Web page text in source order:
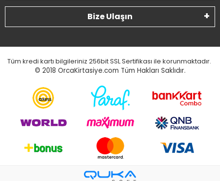
Bize Ulaşın
Tüm kredi kartı bilgileriniz 256bit SSL Sertifikası ile korunmaktadır.
© 2018 OrcaKirtasiye.com Tüm Hakları Saklıdır.